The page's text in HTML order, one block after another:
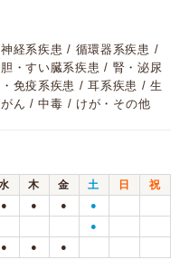
経系疾患 / 循環器系疾患 /
・すい臓系疾患 / 腎・泌尿
免疫系疾患 / 耳系疾患 / 生
ん / 中毒 / けが・その他
木 金 土 日
祝
● ● ● ●
●
● ● ●